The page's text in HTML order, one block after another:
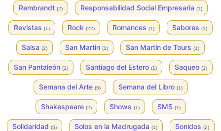
Rembrandt (2) Responsabilidad Social Empresaria (1)
Revistas (1) Rock (22) Romances (1) Sabores (1)
Salsa (2) San Martin (1) San Martín de Tours (1)
San Pantaleón (1) Santiago del Estero (1) Saqueo (1)
Semana del Arte (5) Semana del Libro (1)
Shakespeare (2) Shows (1) SMS (1)
Solidaridad (5) Solos en la Madrugada (1) Sonidos (2)